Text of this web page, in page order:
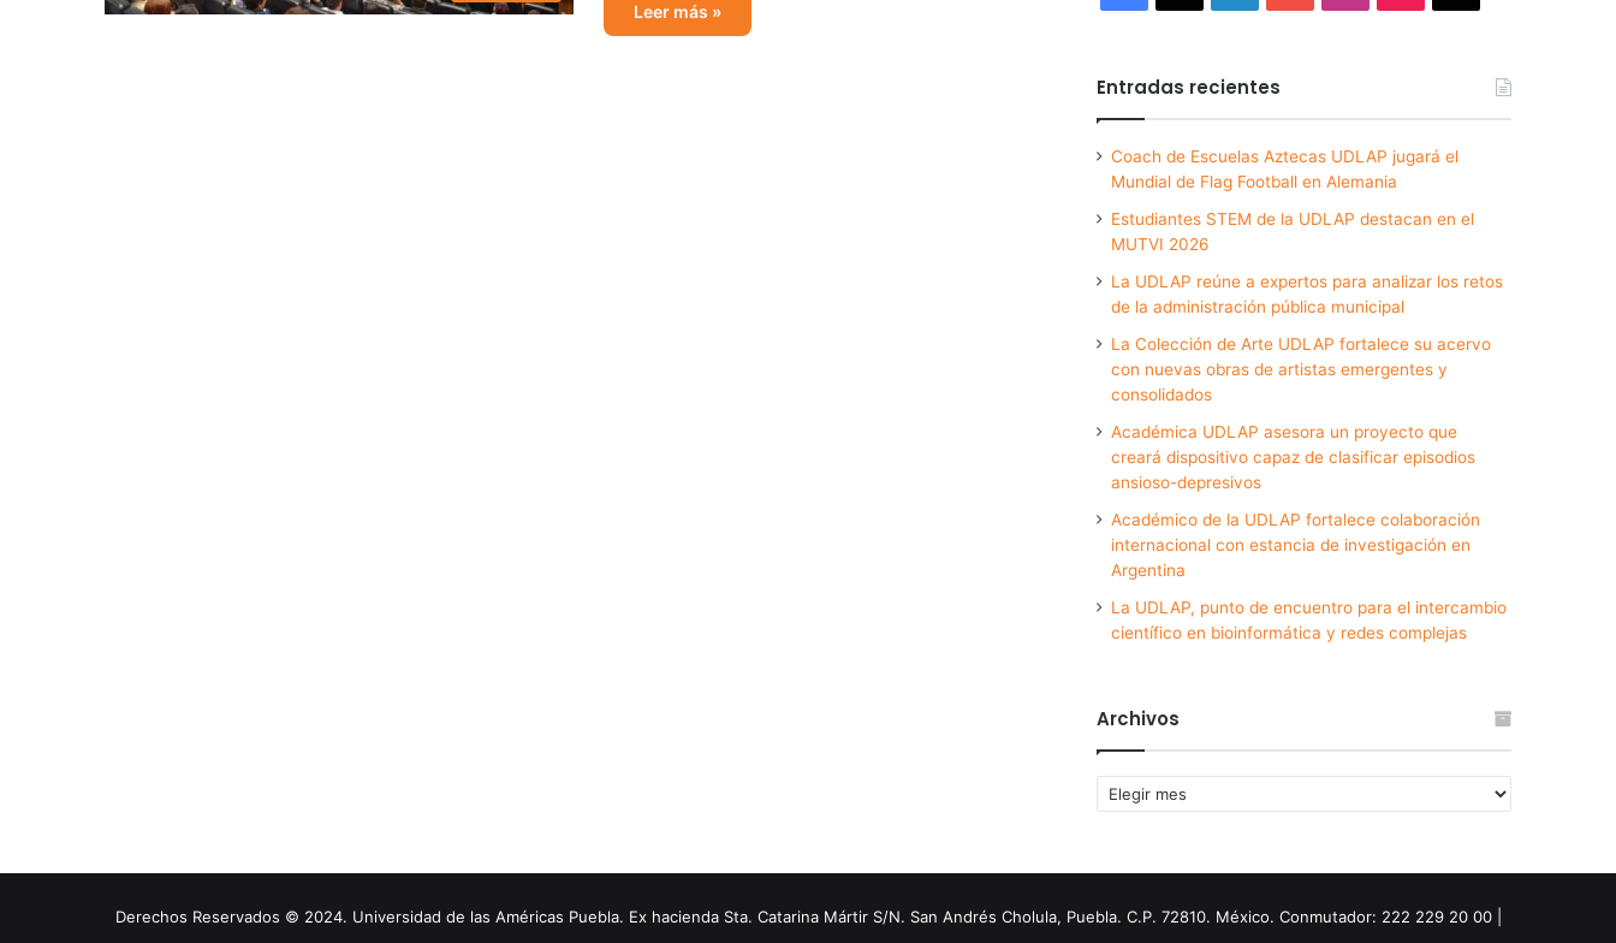
Leer más »
Entradas recientes
Coach de Escuelas Aztecas UDLAP jugará el
Mundial de Flag Football en Alemania
Estudiantes STEM de la UDLAP destacan en el
MUTVI 2026
La UDLAP reúne a expertos para analizar los retos
de la administración pública municipal
La Colección de Arte UDLAP fortalece su acervo
con nuevas obras de artistas emergentes y
consolidados
Académica UDLAP asesora un proyecto que
creará dispositivo capaz de clasificar episodios
ansioso-depresivos
Académico de la UDLAP fortalece colaboración
internacional con estancia de investigación en
Argentina
La UDLAP, punto de encuentro para el intercambio
científico en bioinformática y redes complejas
Archivos
Archivos
Derechos Reservados © 2024. Universidad de las Américas Puebla. Ex hacienda Sta. Catarina Mártir S/N. San Andrés Cholula, Puebla. C.P. 72810. México. Conmutador: 222 229 20 00 |